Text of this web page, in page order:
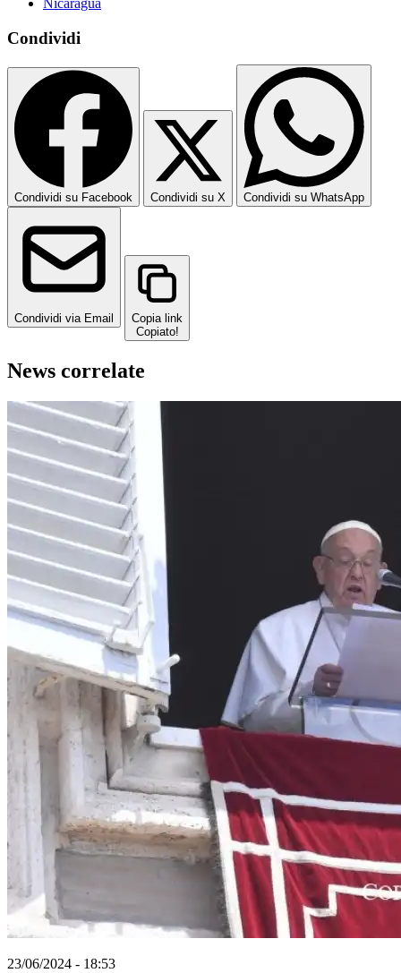
Condividi
Condividi su Facebook Condividi su X Condividi su WhatsApp
Condividi via Email
Copia link
Copiato!
News correlate
23/06/2024 - 18:53